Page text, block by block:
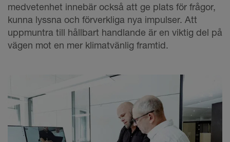
medvetenhet innebär också att ge plats för frågor,
kunna lyssna och förverkliga nya impulser. Att
uppmuntra till hållbart handlande är en viktig del på
vägen mot en mer klimatvänlig framtid.